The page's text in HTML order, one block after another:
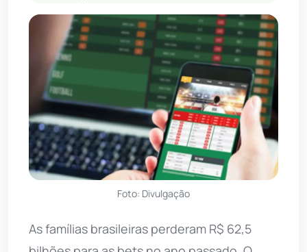
Foto: Divulgação
As famílias brasileiras perderam R$ 62,5